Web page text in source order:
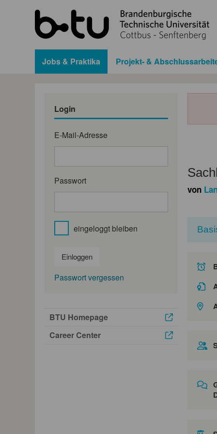
Jobs & Praktika Projekt- &
Login
E-Mail-Adresse
Passwort
eingeloggt bleiben
Einloggen
Passwort vergessen
BTU Homepage
Career Center
von